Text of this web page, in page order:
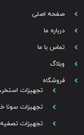
صفحه اصلی
درباره ما
تماس با ما
وبلاگ
فروشگاه
تجهیزات
تجهیزات سونا
تجهیزات